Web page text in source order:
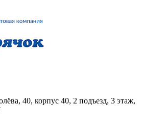
40, корпус 40, 2 подъезд, 3 этаж,